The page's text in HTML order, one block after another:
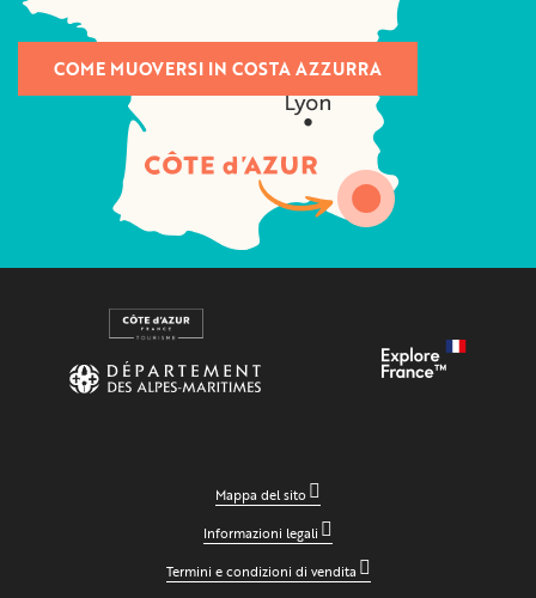
COME MUOVERSI IN COSTA AZZURRA
Mappa del sito
Informazioni legali
Termini e condizioni di vendita